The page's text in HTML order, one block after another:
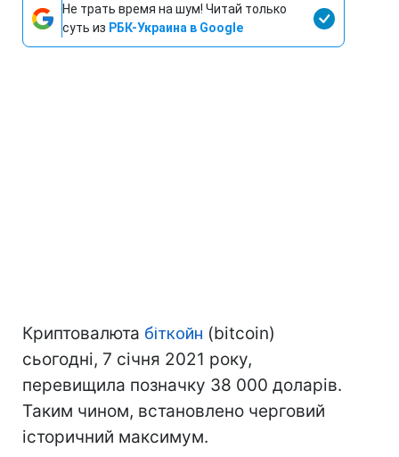
Не трать время на шум! Читай только
суть из РБК-Украина в Google
Криптовалюта біткойн (bitcoin)
сьогодні, 7 січня 2021 року,
перевищила позначку 38 000 доларів.
Таким чином, встановлено черговий
історичний максимум.